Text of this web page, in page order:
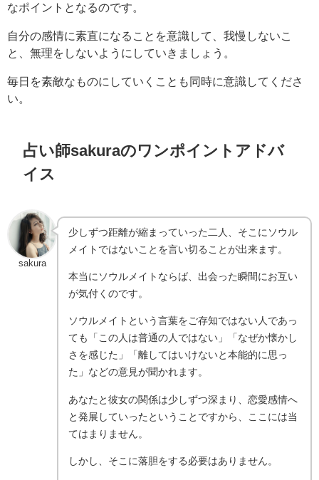
なポイントとなるのです。
自分の感情に素直になることを意識して、我慢しないこ
と、無理をしないようにしていきましょう。
毎日を素敵なものにしていくことも同時に意識してくださ
い。
占い師sakuraのワンポイントアドバ
イス
sakura
少しずつ距離が縮まっていった二人、そこにソウル
メイトではないことを言い切ることが出来ます。
本当にソウルメイトならば、出会った瞬間にお互い
が気付くのです。
ソウルメイトという言葉をご存知ではない人であっ
ても「この人は普通の人ではない」「なぜか懐かし
さを感じた」「離してはいけないと本能的に思っ
た」などの意見が聞かれます。
あなたと彼女の関係は少しずつ深まり、恋愛感情へ
と発展していったということですから、ここには当
てはまりません。
しかし、そこに落胆をする必要はありません。